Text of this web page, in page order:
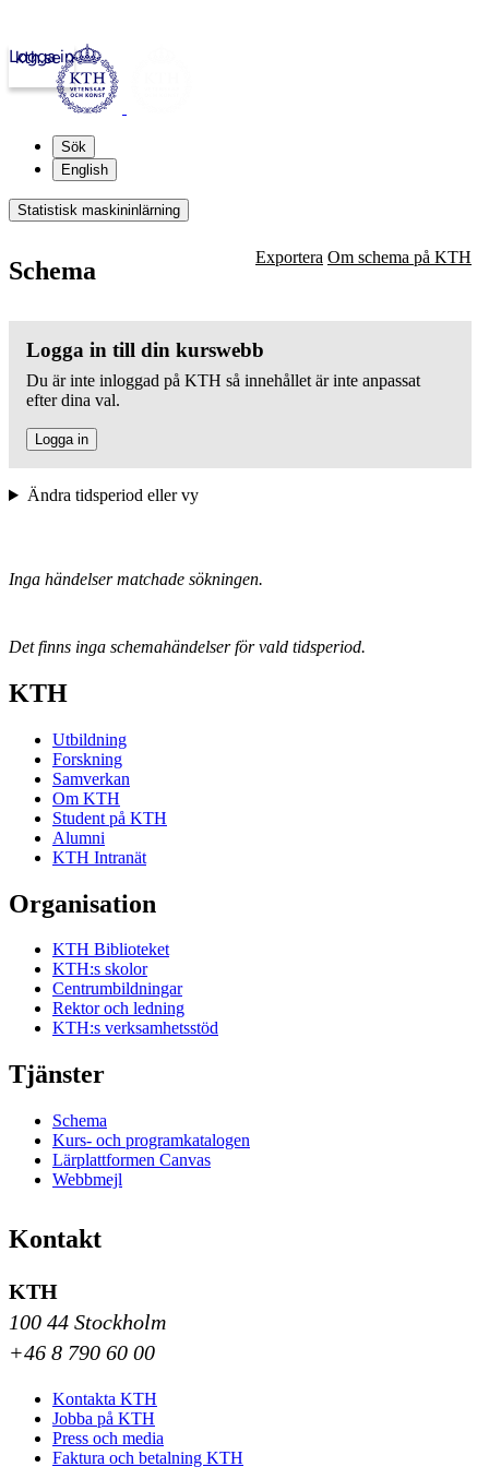
kth.se
Logga in
Sök
English
Statistisk maskininlärning
Schema Exportera Om schema på KTH
Logga in till din kurswebb
Du är inte inloggad på KTH så innehållet är inte anpassat
efter dina val.
Logga in
Ändra tidsperiod eller vy
Inga händelser matchade sökningen.
Det finns inga schemahändelser för vald tidsperiod.
KTH
Utbildning
Forskning
Samverkan
Om KTH
Student på KTH
Alumni
KTH Intranät
Organisation
KTH Biblioteket
KTH:s skolor
Centrumbildningar
Rektor och ledning
KTH:s verksamhetsstöd
Tjänster
Schema
Kurs- och programkatalogen
Lärplattformen Canvas
Webbmejl
Kontakt
KTH
100 44 Stockholm
+46 8 790 60 00
Kontakta KTH
Jobba på KTH
Press och media
Faktura och betalning KTH